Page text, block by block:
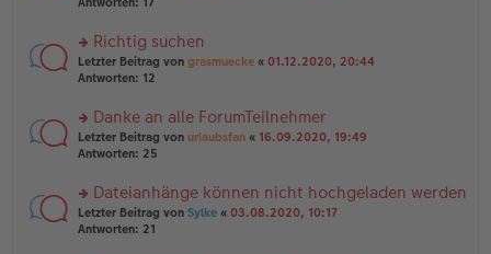
g
tr
a
g
el
e
n
er
tr
a
g
n
g
el
e
n
er
tr
a
g
rs
te
n
g
el
e
n
er
Richtig suchen
Letzter Beitrag von grasmuecke « 01.12.2020, 20:44
Antworten: 12
rs
te
n
g
el
Danke an alle ForumTeilnehmer
Letzter Beitrag von urlaubsfan « 16.09.2020, 19:49
Antworten: 25
rs
te
Dateianhänge können nicht hochgeladen werden
Letzter Beitrag von Sylke « 03.08.2020, 10:17
Antworten: 21